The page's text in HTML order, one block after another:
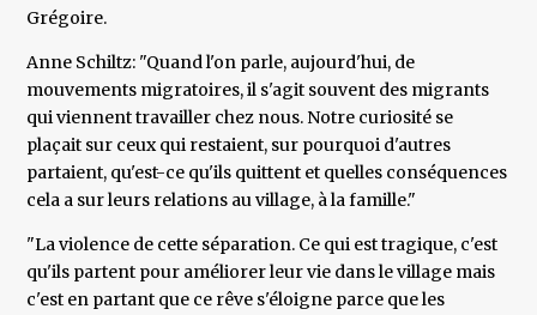
Grégoire.
Anne Schiltz: "Quand l'on parle, aujourd'hui, de
mouvements migratoires, il s'agit souvent des migrants
qui viennent travailler chez nous. Notre curiosité se
plaçait sur ceux qui restaient, sur pourquoi d'autres
partaient, qu'est-ce qu'ils quittent et quelles conséquences
cela a sur leurs relations au village, à la famille."
"La violence de cette séparation. Ce qui est tragique, c'est
qu'ils partent pour améliorer leur vie dans le village mais
c'est en partant que ce rêve s'éloigne parce que les